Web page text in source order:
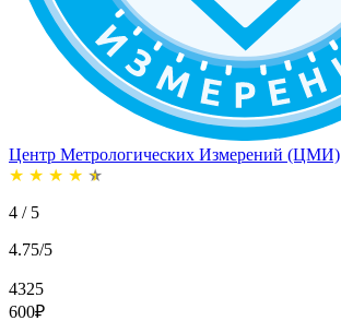
Центр Метрологических Измерений (ЦМИ)
★ ★ ★ ★ ★
4 / 5
4.75/5
4325
600₽